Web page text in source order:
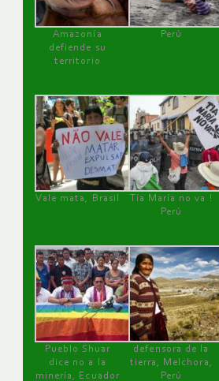
Amazonía
defiende su
territorio
Perú
Vale mata, Brasil
Tía María no va !
Perú
Pueblo Shuar
dice no a la
minería, Ecuador
defensora de la
tierra, Melchora,
Perú